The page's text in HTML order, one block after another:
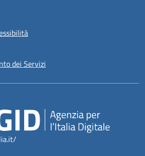
dei Servizi